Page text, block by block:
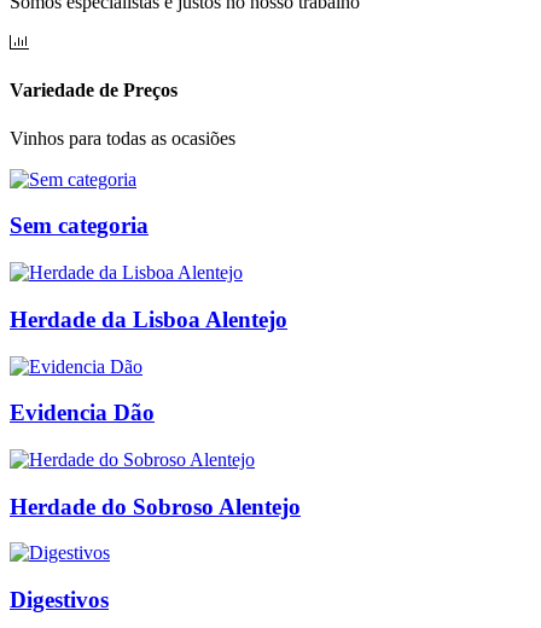
Variedade de Preços
Vinhos para todas as ocasiões
Sem categoria
Herdade da Lisboa Alentejo
Evidencia Dão
Herdade do Sobroso Alentejo
Digestivos